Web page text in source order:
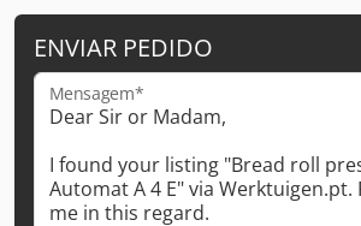
ENVIAR PEDIDO
Mensagem*